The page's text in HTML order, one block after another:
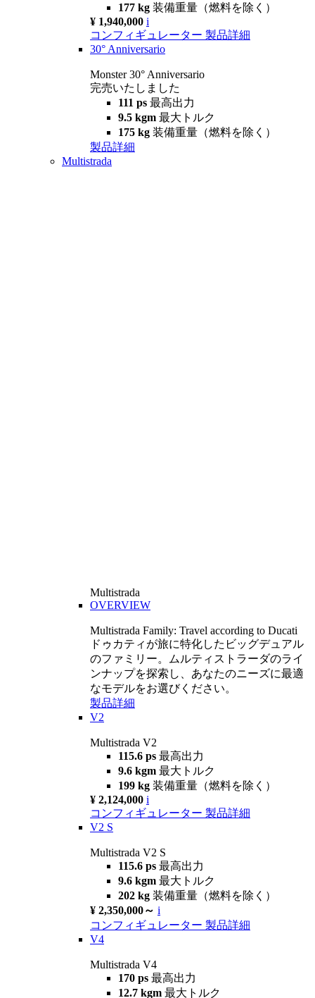
177 kg 装備重量（燃料を除く）
¥ 1,940,000 i
コンフィギュレーター 製品詳細
30° Anniversario
Monster 30° Anniversario
完売いたしました
111 ps 最高出力
9.5 kgm 最大トルク
175 kg 装備重量（燃料を除く）
製品詳細
Multistrada
Multistrada
OVERVIEW
Multistrada Family: Travel according to Ducati
ドゥカティが旅に特化したビッグデュアル
のファミリー。ムルティストラーダのライ
ンナップを探索し、あなたのニーズに最適
なモデルをお選びください。
製品詳細
V2
Multistrada V2
115.6 ps 最高出力
9.6 kgm 最大トルク
199 kg 装備重量（燃料を除く）
¥ 2,124,000 i
コンフィギュレーター 製品詳細
V2 S
Multistrada V2 S
115.6 ps 最高出力
9.6 kgm 最大トルク
202 kg 装備重量（燃料を除く）
¥ 2,350,000～ i
コンフィギュレーター 製品詳細
V4
Multistrada V4
170 ps 最高出力
12.7 kgm 最大トルク